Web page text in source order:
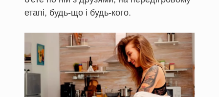
етапі, будь-що і будь-кого.